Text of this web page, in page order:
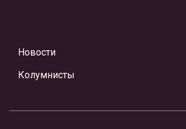
Новости
Колумнисты